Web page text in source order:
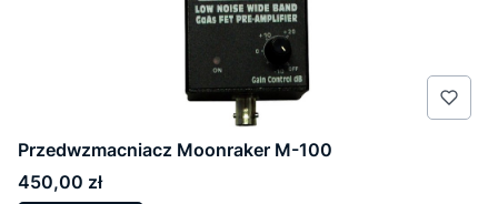
Przedwzmacniacz Moonraker M-100
Cena
450,00 zł